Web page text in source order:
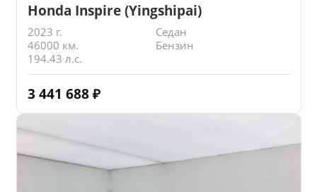
Honda Inspire (Yingshipai)
2023 г.
Седан
46000 км.
Бензин
194.43 л.с.
3 441 688 ₽